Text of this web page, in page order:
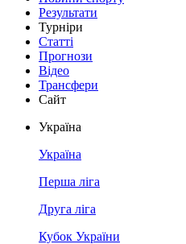
Результати
Турніри
Статті
Прогнози
Відео
Трансфери
Сайт
Україна
Україна
Перша ліга
Друга ліга
Кубок України